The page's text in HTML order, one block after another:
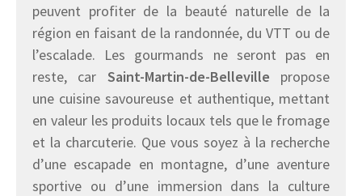
peuvent profiter de la beauté naturelle de la
région en faisant de la randonnée, du VTT ou de
l’escalade. Les gourmands ne seront pas en
reste, car Saint-Martin-de-Belleville propose
une cuisine savoureuse et authentique, mettant
en valeur les produits locaux tels que le fromage
et la charcuterie. Que vous soyez à la recherche
d’une escapade en montagne, d’une aventure
sportive ou d’une immersion dans la culture